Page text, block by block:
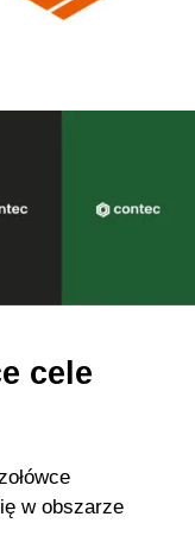
cele
w obszarze